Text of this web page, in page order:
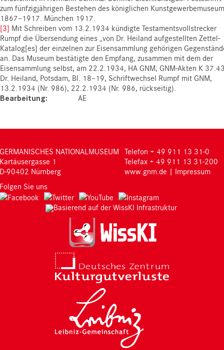
zum fünfzigjährigen Bestehen des königlichen
1867–1917. München 1917.
[3] Mit Schreiben vom 13.2.1934 kündigte Testamentsvollstrecker
Rumpf die Übersendung eines „von Dr. Heiland aufgestellten Zettel-
Katalog[es] der einzelnen zur Eisensammlung gehörigen
an. Das Museum bestätigte den Empfang, zusammen mit dem der
Eisensammlung selbst, am 22.2.1934, HA GNM, GNM-Akten K
Dr. Heiland, Potsdam, Bl. 18–19, Schriftwechsel Rumpf mit GNM,
13.2.1934 (Nr. 986), 22.2.1934 (Nr. 986, rückseitig).
Bearbeitung AE
GERMANISCHES NATIONALMUSEUM
Kartäusergasse 1
D-90402 Nürnberg
Telefon + 49 911 13 31-0
Telefax + 49 911 13 31-200
www.gnm.de | Impressum
Folgen Sie uns
Basierend auf der WissKI Infrastruktur